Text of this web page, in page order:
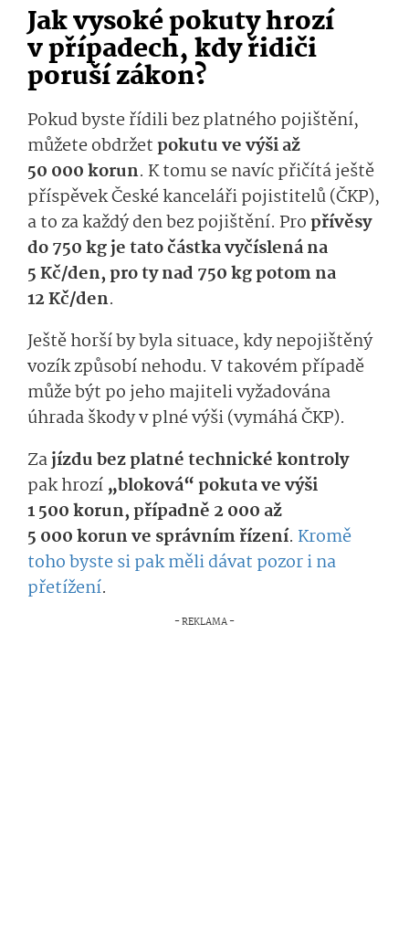
Jak vysoké pokuty hrozí
v případech, kdy řidiči
poruší zákon?
Pokud byste řídili bez platného pojištění,
můžete obdržet pokutu ve výši až
50 000 korun. K tomu se navíc přičítá ještě
příspěvek České kanceláři pojistitelů (ČKP),
a to za každý den bez pojištění. Pro přívěsy
do 750 kg je tato částka vyčíslená na
5 Kč/den, pro ty nad 750 kg potom na
12 Kč/den.
Ještě horší by byla situace, kdy nepojištěný
vozík způsobí nehodu. V takovém případě
může být po jeho majiteli vyžadována
úhrada škody v plné výši (vymáhá ČKP).
Zajízdu bez platné technické kontroly
pak hrozí „bloková“ pokuta ve výši
1 500 korun, případně 2 000 až
5 000 korun ve správním řízení. Kromě
toho byste si pak měli dávat pozor i na
přetížení.